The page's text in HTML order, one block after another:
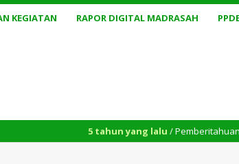
KEGIATAN RAPOR DIGITAL MADRASAH
5 tahun yang lalu/ Pemberitahuan jadwal